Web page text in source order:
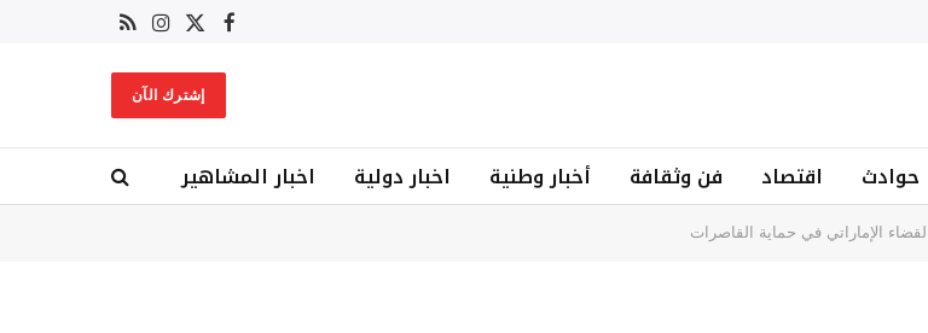
فيسبوك
X
الانستغرام
RSS
إشترك الآن
حوادث اقتصاد فن وثقافة أخبار وطنية اخبار دولية اخبار المشاهير
الإماراتي في حماية القاصرات